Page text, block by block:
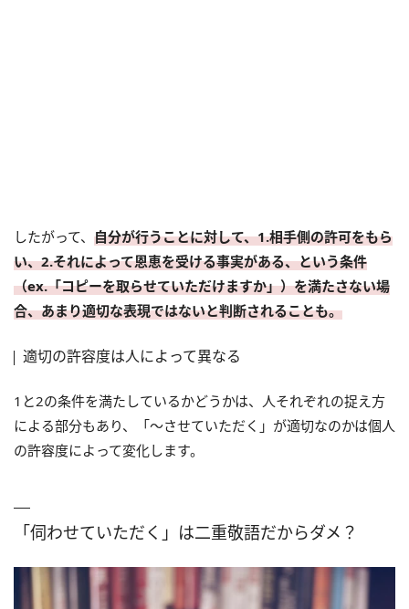
したがって、 自分が行うことに対して、1.相手側の許可をもら
い、2.それによって恩恵を受ける事実がある、という条件
（ex.「コピーを取らせていただけますか」）を満たさない場
合、あまり適切な表現ではないと判断されることも。
適切の許容度は人によって異なる
1と2の条件を満たしているかどうかは、人それぞれの捉え方
による部分もあり、「～させていただく」が適切なのかは個人
の許容度によって変化します。
「伺わせていただく」は二重敬語だからダメ？